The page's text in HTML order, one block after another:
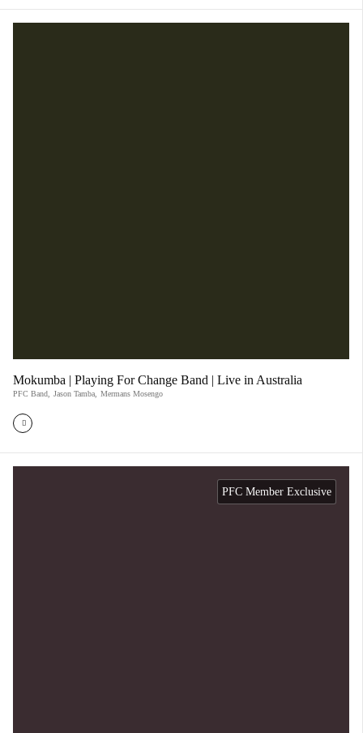
Mokumba | Playing For Change Band | Live in Australia
PFC Band Jason Tamba Mermans Mosengo
PFC Member Exclusive